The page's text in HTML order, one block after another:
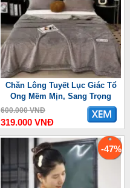
Chăn Lông Tuyết Lục Giác Tổ
Ong Mềm Mịn, Sang Trọng
600.000 VNĐ
319.000 VNĐ
-47%